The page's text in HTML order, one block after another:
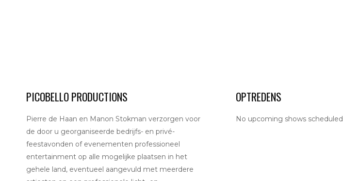
PICOBELLO PRODUCTIONS
Pierre de Haan en Manon Stokman verzorgen voor
de door u georganiseerde bedrijfs- en privé-
feestavonden of evenementen professioneel
entertainment op alle mogelijke plaatsen in het
gehele land, eventueel aangevuld met meerdere
OPTREDENS
No upcoming shows scheduled